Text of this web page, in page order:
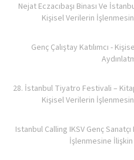
Nejat Eczacıbaşı Binası Ve
Kişisel Verilerin
Genç Çalıştay Katılımcı -
28. İstanbul Tiyatro Festivali –
Kişisel Verilerin
Istanbul Calling IKSV Genç
İşlenmesine